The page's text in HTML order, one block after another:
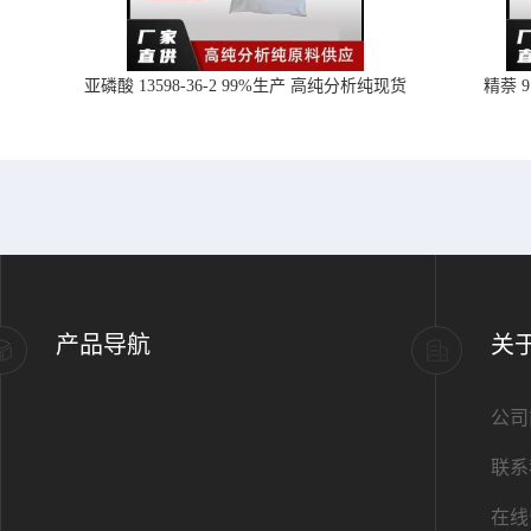
亚磷酸 13598-36-2 99%生产 高纯分析纯现货 精萘
产品导航 关
公
联
在